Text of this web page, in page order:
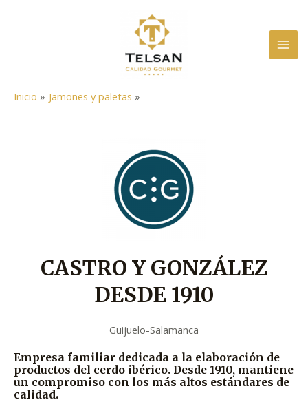
Inicio Jamones y paletas
CASTRO Y GONZÁLEZ
DESDE 1910
Guijuelo-Salamanca
Empresa familiar dedicada a la elaboración de
productos del cerdo ibérico. Desde 1910, mantiene
un compromiso con los más altos estándares de
calidad.